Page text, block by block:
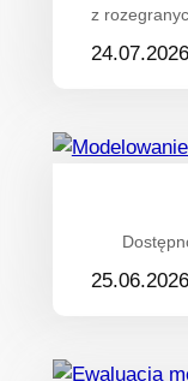
z
24.07.2026
25.06.2026